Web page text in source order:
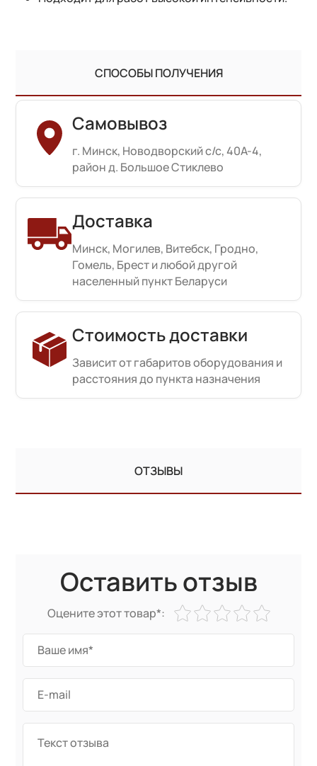
СПОСОБЫ ПОЛУЧЕНИЯ
Самовывоз
г. Минск, Новодворский с/с, 40А-4,
район д. Большое Стиклево
Доставка
Минск, Могилев, Витебск, Гродно,
Гомель, Брест и любой другой
населенный пункт Беларуси
Стоимость доставки
Зависит от габаритов оборудования и
расстояния до пункта назначения
ОТЗЫВЫ
Оставить отзыв
Оцените этот товар*: